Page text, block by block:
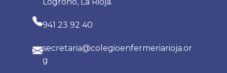
941 23 92 40
secretaria@colegioenfermeriarioja.or
g